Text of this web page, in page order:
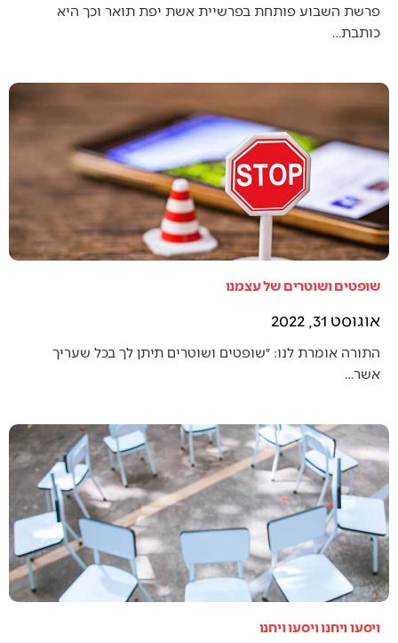
פרשת השבוע פותחת בפרשיית אשת יפת תואר וכך היא
כותבת…
שופטים ושוטרים של עצמנו
אוגוסט 31, 2022
התורה אומרת לנו: ״שופטים ושוטרים תיתן לך בכל שעריך
אשר…
ויסעו ויחנו ויסעו ויחנו